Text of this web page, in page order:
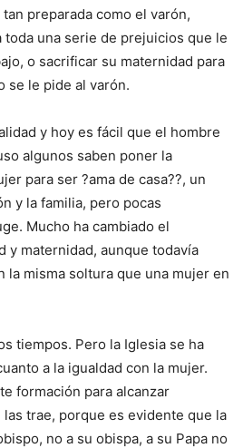
preparada como el varón,
una serie de prejuicios que le
o sacrificar su maternidad para
se le pide al varón.
y hoy es fácil que el hombre
algunos saben poner la
para ser ?ama de casa??, un
y la familia, pero pocas
Mucho ha cambiado el
y maternidad, aunque todavía
misma soltura que una mujer en
tiempos. Pero la Iglesia se ha
a la igualdad con la mujer.
formación para alcanzar
trae, porque es evidente que la
no a su obispa, a su Papa no